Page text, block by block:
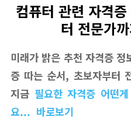
컴퓨터 관련 자격
터 전문가
미래가 밝은 추천 자격증
증 따는 순서, 초보자부터
지금 필요한 자격증 어떤
요... 바로보기